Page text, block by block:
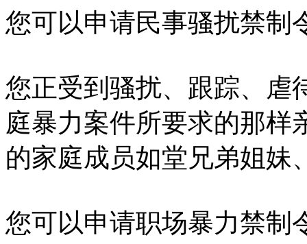
您可以申请民事骚扰禁制
您正受到骚扰、跟踪、虐
庭暴力案件所要求的那样
的家庭成员如堂兄弟姐妹
您可以申请职场暴力禁制